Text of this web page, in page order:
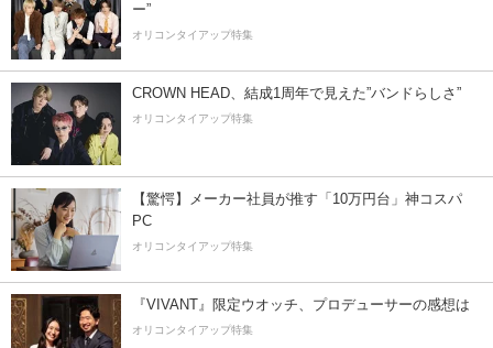
ー”
オリコンタイアップ特集
CROWN HEAD、結成1周年で見えた”バンドらしさ”
オリコンタイアップ特集
【驚愕】メーカー社員が推す「10万円台」神コスパ
PC
オリコンタイアップ特集
『VIVANT』限定ウオッチ、プロデューサーの感想は
オリコンタイアップ特集